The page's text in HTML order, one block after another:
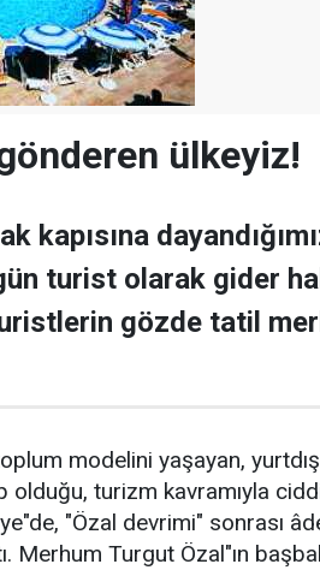
ülkeyiz!
kapısına
turist olarak gider
gözde tatil
modelini yaşayan,
olduğu, turizm kavramıyla
"Özal devrimi" sonrası
Merhum Turgut Özal"ın